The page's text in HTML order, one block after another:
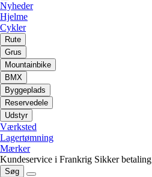
Nyheder
Hjelme
Cykler
Rute
Grus
Mountainbike
BMX
Byggeplads
Reservedele
Udstyr
Værksted
Lagertømning
Mærker
Kundeservice i Frankrig Sikker betaling
Søg